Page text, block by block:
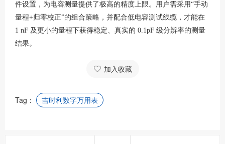
件设置，为电容测量提供了极高的精度上限。用户需采用“手动
量程+归零校正”的组合策略，并配合低电容测试线缆，才能在
1 nF 及更小的量程下获得稳定、真实的 0.1pF 级分辨率的测量
结果。
加入收藏
Tag： 吉时利数字万用表